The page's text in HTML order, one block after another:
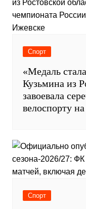
Спорт
«Медаль
Кузьмина из
завоевала
велоспорту
Спорт